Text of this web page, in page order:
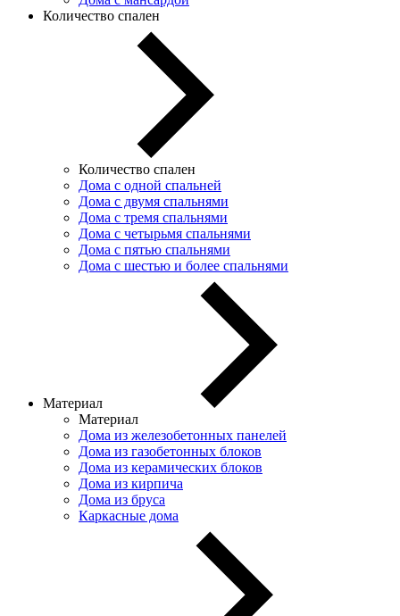
Количество спален
Количество спален
Дома с одной спальней
Дома с двумя спальнями
Дома с тремя спальнями
Дома с четырьмя спальнями
Дома с пятью спальнями
Дома с шестью и более спальнями
Материал
Материал
Дома из железобетонных панелей
Дома из газобетонных блоков
Дома из керамических блоков
Дома из кирпича
Дома из бруса
Каркасные дома